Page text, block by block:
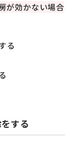
が効かない場合
る
する